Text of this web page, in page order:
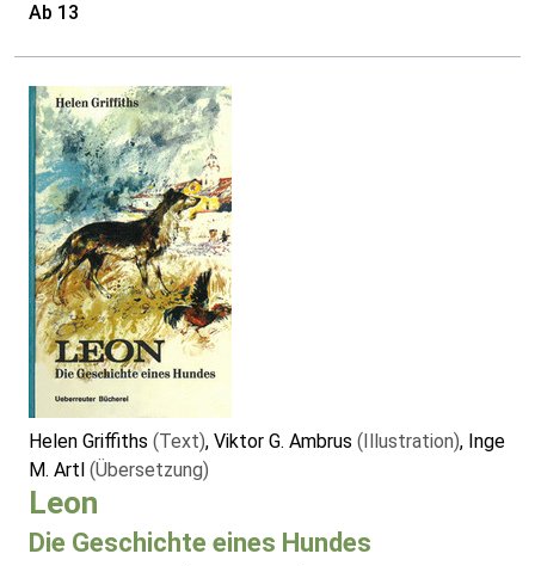
Ab 13
Helen Griffiths (Text), Viktor G. Ambrus (Illustration), Inge
M. Artl (Übersetzung)
Leon
Die Geschichte eines Hundes